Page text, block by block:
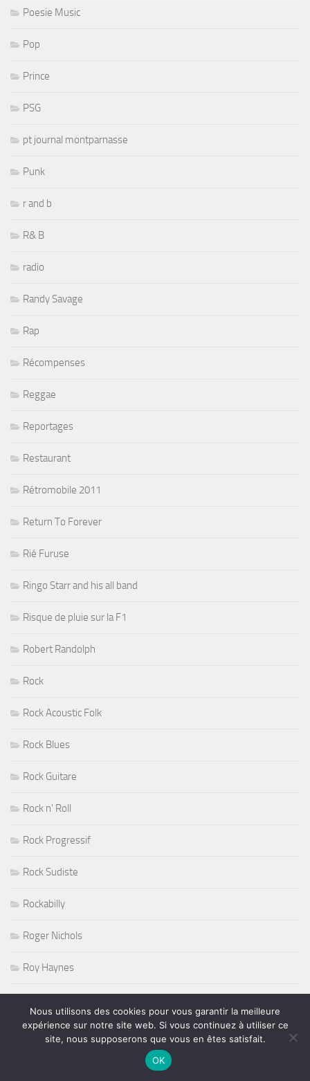
Poesie Music
Pop
Prince
PSG
pt journal montparnasse
Punk
r and b
R& B
radio
Randy Savage
Rap
Récompenses
Reggae
Reportages
Restaurant
Rétromobile 2011
Return To Forever
Rié Furuse
Ringo Starr and his all band
Risque de pluie sur la F1
Robert Randolph
Rock
Rock Acoustic Folk
Rock Blues
Rock Guitare
Rock n' Roll
Rock Progressif
Rock Sudiste
Rockabilly
Roger Nichols
Roy Haynes
Salon de l'Agriculture 2011
Nous utilisons des cookies pour vous garantir la meilleure
expérience sur notre site web. Si vous continuez à utiliser ce
site, nous supposerons que vous en êtes satisfait.
OK